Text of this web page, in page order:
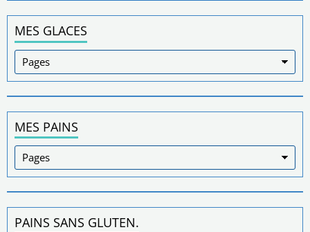
MES GLACES
MES PAINS
PAINS SANS GLUTEN.